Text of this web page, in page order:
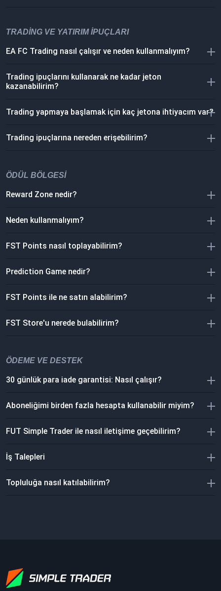
TRADING VE YATIRIM İPUÇLARI
EA FC Trading nasıl çalışır ve neden kullanmalıyım?
Trading ipuçlarını kullanarak ne kadar jeton
kazanabilirim?
Trading yapmaya başlamak için kaç jetona ihtiyacım var?
Trading ipuçlarına nereden erişebilirim?
ÖDÜL BÖLGESI
Reward Zone nedir?
Neden kullanmalıyım?
FST Points nasıl toplayabilirim?
Prediction Game nedir?
FST Points ile ne satın alabilirim?
FST Store'u nerede bulabilirim?
ÖDEME VE DESTEK
30 günlük para iade garantisi: Nasıl çalışır?
Aboneliğimi birden fazla hesapta kullanabilir miyim?
FUT Simple Trader ile nasıl iletişime geçebilirim?
İş Talepleri
Topluluğa nasıl katılabilirim?